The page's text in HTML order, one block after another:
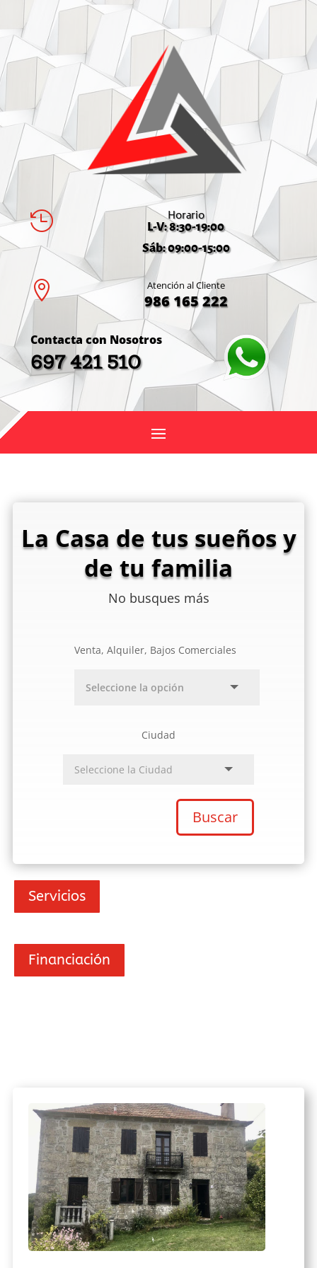
 Horario
L-V: 8:30-19:00
Sáb: 09:00-15:00
 Atención al Cliente
986 165 222
Contacta con Nosotros
697 421 510
La Casa de tus sueños y
de tu familia
No busques más
Venta, Alquiler, Bajos Comerciales
Ciudad
Buscar
Servicios
Financiación